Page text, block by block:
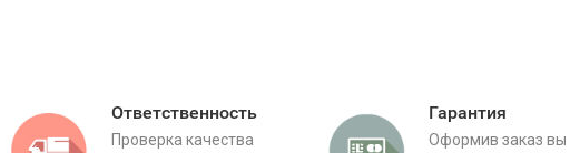
Ответственность
Проверка качества
Гарантия
Оформив заказ вы